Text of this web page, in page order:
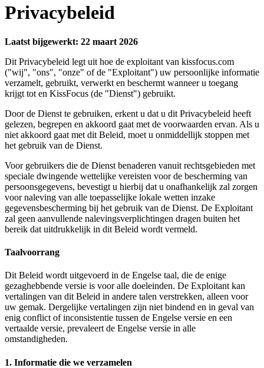
Privacybeleid
Laatst bijgewerkt: 22 maart 2026
Dit Privacybeleid legt uit hoe de exploitant van kissfocus.com
("wij", "ons", "onze" of de "Exploitant") uw persoonlijke informatie
verzamelt, gebruikt, verwerkt en beschermt wanneer u toegang
krijgt tot en KissFocus (de "Dienst") gebruikt.
Door de Dienst te gebruiken, erkent u dat u dit Privacybeleid heeft
gelezen, begrepen en akkoord gaat met de voorwaarden ervan. Als u
niet akkoord gaat met dit Beleid, moet u onmiddellijk stoppen met
het gebruik van de Dienst.
Voor gebruikers die de Dienst benaderen vanuit rechtsgebieden met
speciale dwingende wettelijke vereisten voor de bescherming van
persoonsgegevens, bevestigt u hierbij dat u onafhankelijk zal zorgen
voor naleving van alle toepasselijke lokale wetten inzake
gegevensbescherming bij het gebruik van de Dienst. De Exploitant
zal geen aanvullende nalevingsverplichtingen dragen buiten het
bereik dat uitdrukkelijk in dit Beleid wordt vermeld.
Taalvoorrang
Dit Beleid wordt uitgevoerd in de Engelse taal, die de enige
gezaghebbende versie is voor alle doeleinden. De Exploitant kan
vertalingen van dit Beleid in andere talen verstrekken, alleen voor
uw gemak. Dergelijke vertalingen zijn niet bindend en in geval van
enig conflict of inconsistentie tussen de Engelse versie en een
vertaalde versie, prevaleert de Engelse versie in alle
omstandigheden.
1. Informatie die we verzamelen